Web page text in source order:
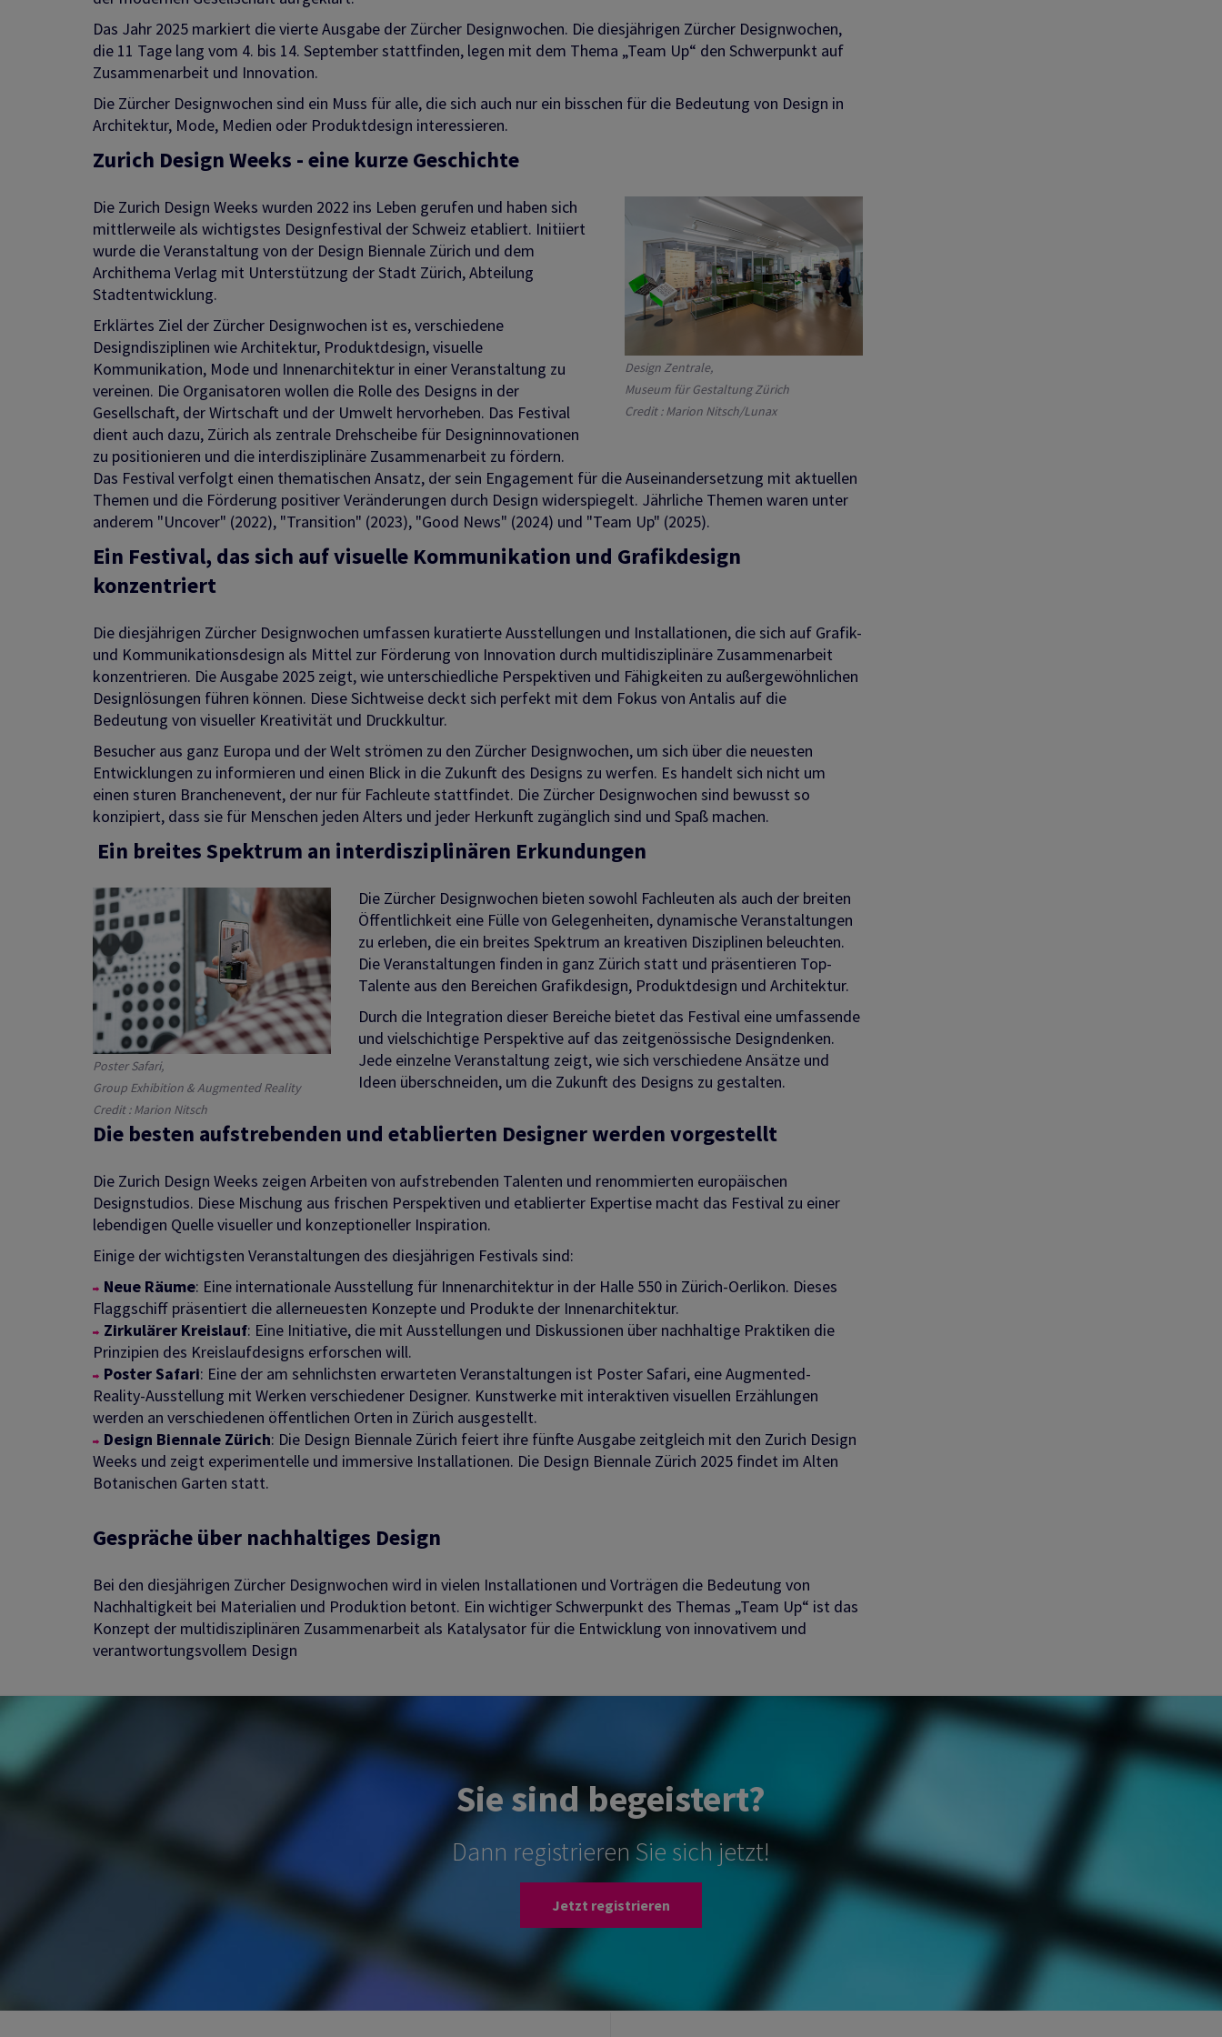
Das Jahr 2025 markiert die vierte Ausgabe der Zürcher Designwochen. Die diesjährigen Zürcher Designwochen,
die 11 Tage lang vom 4. bis 14. September stattfinden, legen mit dem Thema „Team Up“ den Schwerpunkt auf
Zusammenarbeit und Innovation.
Die Zürcher Designwochen sind ein Muss für alle, die sich auch nur ein bisschen für die Bedeutung von Design in
Architektur, Mode, Medien oder Produktdesign interessieren.
Zurich Design Weeks - eine kurze Geschichte
Die Zurich Design Weeks wurden 2022 ins Leben gerufen und haben sich
mittlerweile als wichtigstes Designfestival der Schweiz etabliert. Initiiert
wurde die Veranstaltung von der Design Biennale Zürich und dem
Archithema Verlag mit Unterstützung der Stadt Zürich, Abteilung
Stadtentwicklung.
Erklärtes Ziel der Zürcher Designwochen ist es, verschiedene
Designdisziplinen wie Architektur, Produktdesign, visuelle
Kommunikation, Mode und Innenarchitektur in einer Veranstaltung zu
vereinen. Die Organisatoren wollen die Rolle des Designs in der
Gesellschaft, der Wirtschaft und der Umwelt hervorheben. Das Festival
dient auch dazu, Zürich als zentrale Drehscheibe für Designinnovationen
zu positionieren und die interdisziplinäre Zusammenarbeit zu fördern.
Design Zentrale,
Museum für Gestaltung Zürich
Credit : Marion Nitsch/Lunax
Das Festival verfolgt einen thematischen Ansatz, der sein Engagement für die Auseinandersetzung mit aktuellen
Themen und die Förderung positiver Veränderungen durch Design widerspiegelt. Jährliche Themen waren unter
anderem "Uncover" (2022), "Transition" (2023), "Good News" (2024) und "Team Up" (2025).
Ein Festival, das sich auf visuelle Kommunikation und Grafikdesign
konzentriert
Die diesjährigen Zürcher Designwochen umfassen kuratierte Ausstellungen und Installationen, die sich auf Grafik-
und Kommunikationsdesign als Mittel zur Förderung von Innovation durch multidisziplinäre Zusammenarbeit
konzentrieren. Die Ausgabe 2025 zeigt, wie unterschiedliche Perspektiven und Fähigkeiten zu außergewöhnlichen
Designlösungen führen können. Diese Sichtweise deckt sich perfekt mit dem Fokus von Antalis auf die
Bedeutung von visueller Kreativität und Druckkultur.
Besucher aus ganz Europa und der Welt strömen zu den Zürcher Designwochen, um sich über die neuesten
Entwicklungen zu informieren und einen Blick in die Zukunft des Designs zu werfen. Es handelt sich nicht um
einen sturen Branchenevent, der nur für Fachleute stattfindet. Die Zürcher Designwochen sind bewusst so
konzipiert, dass sie für Menschen jeden Alters und jeder Herkunft zugänglich sind und Spaß machen.
Ein breites Spektrum an interdisziplinären Erkundungen
Poster Safari,
Group Exhibition & Augmented Reality
Credit : Marion Nitsch
Die Zürcher Designwochen bieten sowohl Fachleuten als auch der breiten
Öffentlichkeit eine Fülle von Gelegenheiten, dynamische Veranstaltungen
zu erleben, die ein breites Spektrum an kreativen Disziplinen beleuchten.
Die Veranstaltungen finden in ganz Zürich statt und präsentieren Top-
Talente aus den Bereichen Grafikdesign, Produktdesign und Architektur.
Durch die Integration dieser Bereiche bietet das Festival eine umfassende
und vielschichtige Perspektive auf das zeitgenössische Designdenken.
Jede einzelne Veranstaltung zeigt, wie sich verschiedene Ansätze und
Ideen überschneiden, um die Zukunft des Designs zu gestalten.
Die besten aufstrebenden und etablierten Designer werden vorgestellt
Die Zurich Design Weeks zeigen Arbeiten von aufstrebenden Talenten und renommierten europäischen
Designstudios. Diese Mischung aus frischen Perspektiven und etablierter Expertise macht das Festival zu einer
lebendigen Quelle visueller und konzeptioneller Inspiration.
Einige der wichtigsten Veranstaltungen des diesjährigen Festivals sind:
Neue Räume: Eine internationale Ausstellung für Innenarchitektur in der Halle 550 in Zürich-Oerlikon. Dieses
Flaggschiff präsentiert die allerneuesten Konzepte und Produkte der Innenarchitektur.
Zirkulärer Kreislauf: Eine Initiative, die mit Ausstellungen und Diskussionen über nachhaltige Praktiken die
Prinzipien des Kreislaufdesigns erforschen will.
Poster Safari: Eine der am sehnlichsten erwarteten Veranstaltungen ist Poster Safari, eine Augmented-
Reality-Ausstellung mit Werken verschiedener Designer. Kunstwerke mit interaktiven visuellen Erzählungen
werden an verschiedenen öffentlichen Orten in Zürich ausgestellt.
Design Biennale Zürich: Die Design Biennale Zürich feiert ihre fünfte Ausgabe zeitgleich mit den Zurich Design
Weeks und zeigt experimentelle und immersive Installationen. Die Design Biennale Zürich 2025 findet im Alten
Botanischen Garten statt.
Gespräche über nachhaltiges Design
Bei den diesjährigen Zürcher Designwochen wird in vielen Installationen und Vorträgen die Bedeutung von
Nachhaltigkeit bei Materialien und Produktion betont. Ein wichtiger Schwerpunkt des Themas „Team Up“ ist das
Konzept der multidisziplinären Zusammenarbeit als Katalysator für die Entwicklung von innovativem und
verantwortungsvollem Design
Sie sind begeistert?
Dann registrieren Sie sich jetzt!
Jetzt registrieren